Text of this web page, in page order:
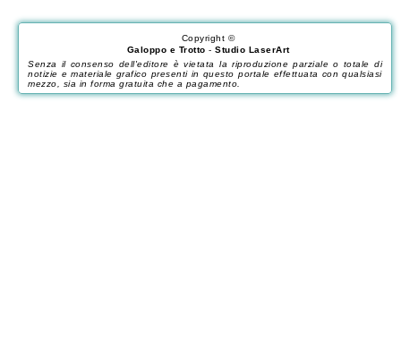
Copyright ©
Galoppo e Trotto - Studio LaserArt
Senza il consenso dell'editore è vietata la riproduzione parziale o totale di
notizie e materiale grafico presenti in questo portale effettuata con qualsiasi
mezzo, sia in forma gratuita che a pagamento.